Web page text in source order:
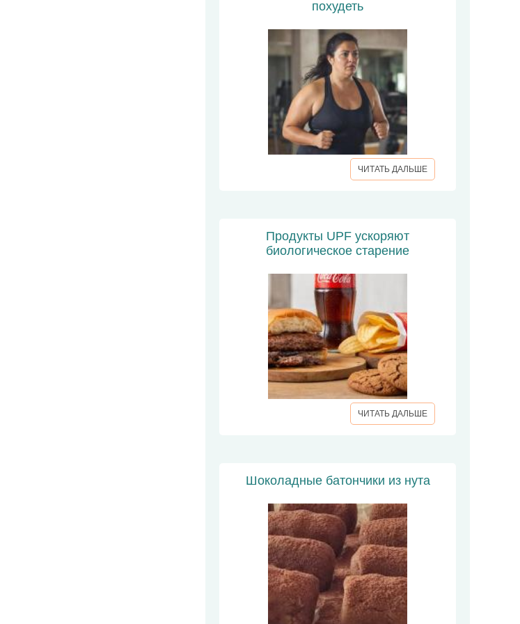
похудеть
ЧИТАТЬ ДАЛЬШЕ
Продукты UPF ускоряют
биологическое старение
ЧИТАТЬ ДАЛЬШЕ
Шоколадные батончики из нута